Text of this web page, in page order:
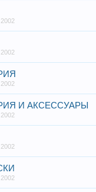
И АКСЕССУАРЫ